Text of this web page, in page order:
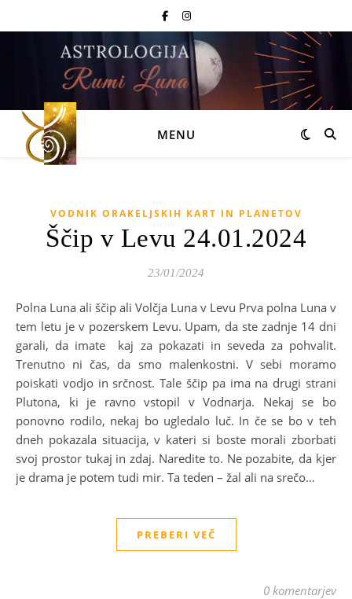
MENU
VODNIK ORAKELJSKIH KART IN PLANETOV
Ščip v Levu 24.01.2024
23/01/2024
Polna Luna ali ščip ali Volčja Luna v Levu Prva polna Luna v
tem letu je v pozerskem Levu. Upam, da ste zadnje 14 dni
garali, da imate kaj za pokazati in seveda za pohvalit.
Trenutno ni čas, da smo malenkostni. V sebi moramo
poiskati vodjo in srčnost. Tale ščip pa ima na drugi strani
Plutona, ki je ravno vstopil v Vodnarja. Nekaj se bo
ponovno rodilo, nekaj bo ugledalo luč. In če se bo v teh
dneh pokazala situacija, v kateri si boste morali zborbati
svoj prostor tukaj in zdaj. Naredite to. Ne pozabite, da kjer
je drama je potem tudi mir. Ta teden – žal ali na srečo…
PREBERI VEČ
0 komentarjev